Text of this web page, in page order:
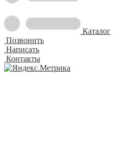
Каталог
Позвонить
Написать
Контакты